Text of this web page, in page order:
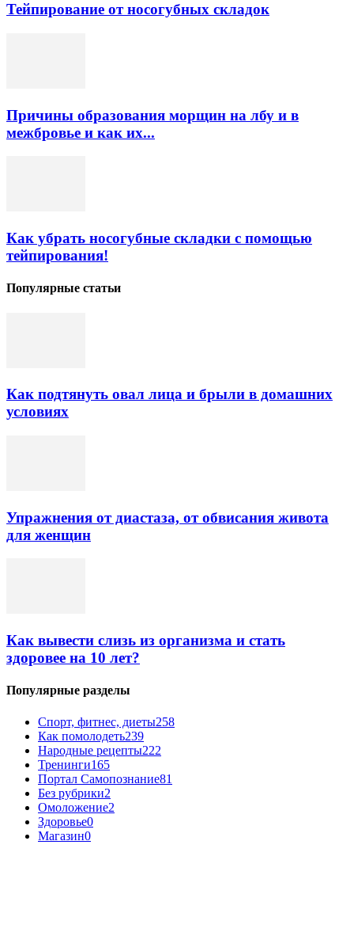
Тейпирование от носогубных складок
Причины образования морщин на лбу и в
межбровье и как их...
Как убрать носогубные складки с помощью
тейпирования!
Популярные статьи
Как подтянуть овал лица и брыли в домашних
условиях
Упражнения от диастаза, от обвисания живота
для женщин
Как вывести слизь из организма и стать
здоровее на 10 лет?
Популярные разделы
Спорт, фитнес, диеты258
Как помолодеть239
Народные рецепты222
Тренинги165
Портал Самопознание81
Без рубрики2
Омоложение2
Здоровье0
Магазин0